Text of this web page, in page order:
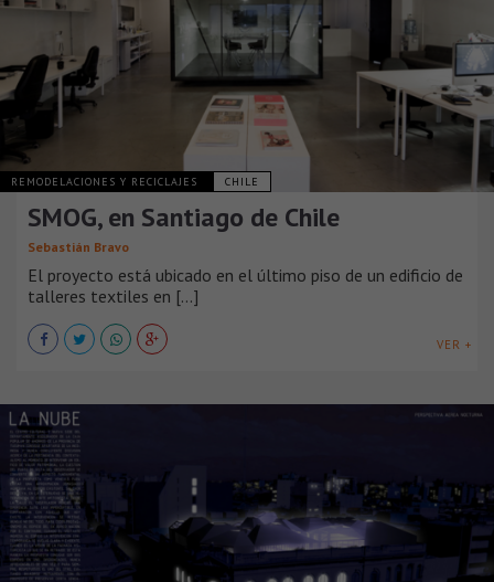
REMODELACIONES Y RECICLAJES CHILE
SMOG, en Santiago de Chile
Sebastián Bravo
El proyecto está ubicado en el último piso de un edificio de
talleres textiles en [...]
VER +